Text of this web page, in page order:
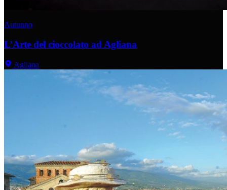
Autunno
L’Arte del cioccolato ad Agliana
Agliana